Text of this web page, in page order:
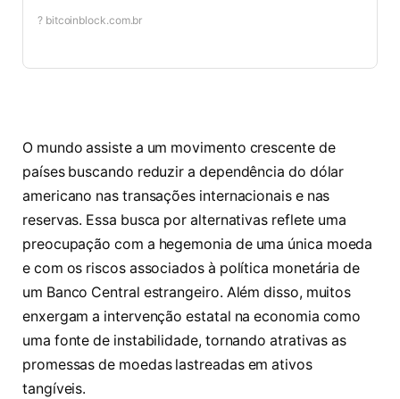
? bitcoinblock.com.br
O mundo assiste a um movimento crescente de
países buscando reduzir a dependência do dólar
americano nas transações internacionais e nas
reservas. Essa busca por alternativas reflete uma
preocupação com a hegemonia de uma única moeda
e com os riscos associados à política monetária de
um Banco Central estrangeiro. Além disso, muitos
enxergam a intervenção estatal na economia como
uma fonte de instabilidade, tornando atrativas as
promessas de moedas lastreadas em ativos
tangíveis.